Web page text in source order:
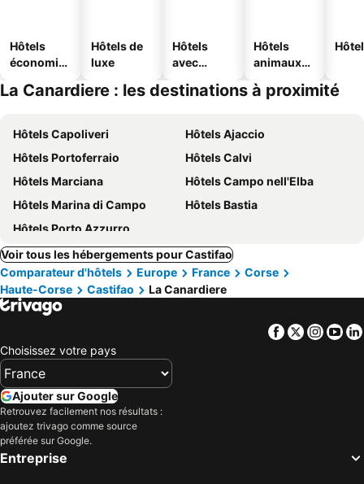
Hôtels
économiq
Hôtels de
luxe
Hôtels
avec
Hôtels
animaux
La Canardiere : les destinations à proximité
Hôtels Capoliveri
Hôtels Ajaccio
Hôtels Portoferraio
Hôtels Calvi
Hôtels Marciana
Hôtels Campo nell'Elba
Hôtels Marina di Campo
Hôtels Bastia
Hôtels Porto Azzurro
Voir tous les hébergements pour Castifao
Comparateur d'hôtels
Europe France
Corse
Haute-Corse
Castifao La Canardiere
Facebook
Twitter
Choisissez votre pays
Ajouter sur Google
Retrouvez facilement nos résultats :
ajoutez trivago comme source
préférée sur Google.
Entreprise